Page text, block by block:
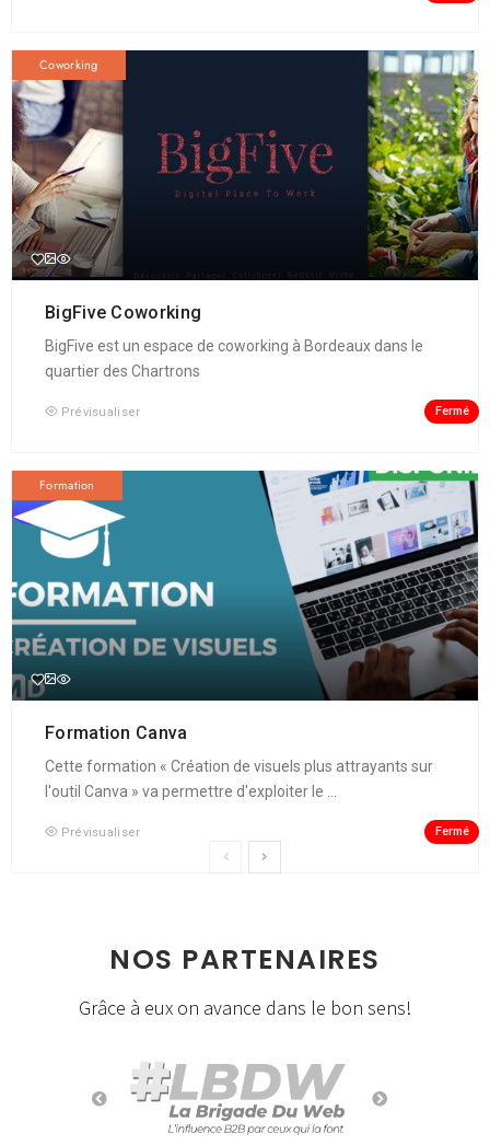
Coworking
BigFive Coworking
BigFive est un espace de coworking à Bordeaux dans le
quartier des Chartrons
Prévisualiser Fermé
Formation
Formation Canva
Cette formation « Création de visuels plus attrayants sur
l'outil Canva » va permettre d'exploiter le ...
Prévisualiser Fermé
NOS PARTENAIRES
Grâce à eux on avance dans le bon sens!